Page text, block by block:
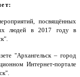
посвящённых
людей в 2017 году в
"Архангельск – город
Интернет-портале